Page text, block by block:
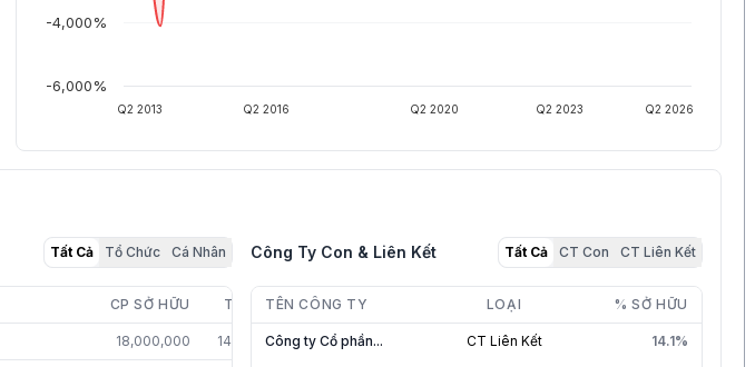
Q2 2013 Q2 2016 Q2 2020 Q2 2023 Q2 2026
-6,000%
-4,000%
Tất Cả Tổ Chức Cá Nhân
CP SỞ HỮU TỶ LỆ CẬP NHẬT
18,000,000 14.76% 30/06/2026
Công Ty Con & Liên Kết Tất Cả CT Con CT Liên Kết
TÊN CÔNG TY LOẠI % SỞ HỮU
Công ty Cổ phần... CT Liên Kết 14.1%